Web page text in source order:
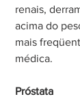
renais,
acima do
mais
médica.
Próstata